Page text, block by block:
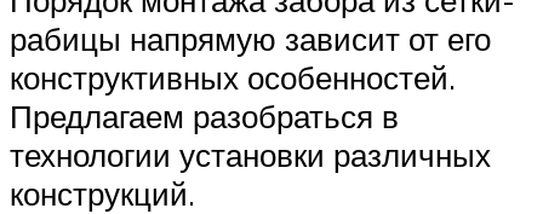
рабицы напрямую зависит от его
конструктивных особенностей.
Предлагаем разобраться в
технологии установки различных
конструкций.